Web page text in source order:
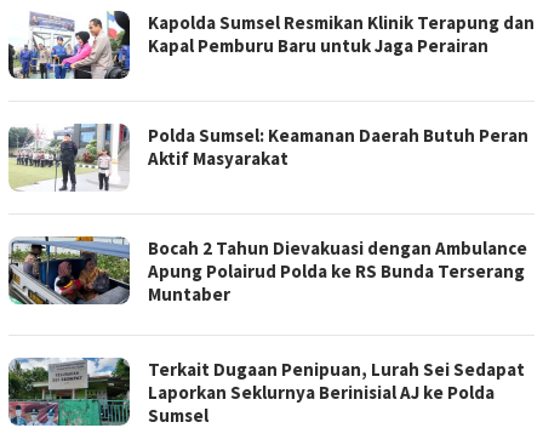
Kapolda Sumsel Resmikan Klinik Terapung dan
Kapal Pemburu Baru untuk Jaga Perairan
Polda Sumsel: Keamanan Daerah Butuh Peran
Aktif Masyarakat
Bocah 2 Tahun Dievakuasi dengan Ambulance
Apung Polairud Polda ke RS Bunda Terserang
Muntaber
Terkait Dugaan Penipuan, Lurah Sei Sedapat
Laporkan Seklurnya Berinisial AJ ke Polda
Sumsel